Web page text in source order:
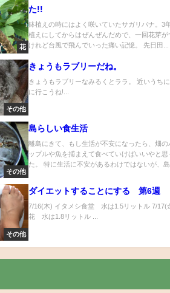
花
た!!
鉢植えの時にはよく咲いていたサガリバナ。3
植えにしてからはぜんぜんだめで、一回花芽が
けれど台風で飛んでいった痛い記憶。 先日田...
その他
きょうもラブリーだね。
きょうもラブリーなみるくとララ。 近いうち
に行こうね!...
その他
島らしい食生活
離島にきて、もし生活が不安になったら、畑の
ップルや魚を捕まえて食べていけばいいやと思
た。 特に生活に不安があるわけではないが、
その他
ダイエットすることにする 第6週
7/16(木) イタメシ食堂 水は1.5リットル 7/17(
花 水は1.8リットル ...